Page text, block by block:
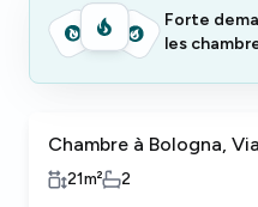
Forte
les
Femmes seulement
Chambre à Bologna,
21m² 2